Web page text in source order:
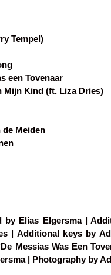
Tempel)
een Tovenaar
Mijn Kind (ft. Liza Dries)
de Meiden
by Elias Elgersma |
| Additional keys by
Messias Was Een
| Photography by